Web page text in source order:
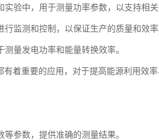
验中，用于测量功率参数，以支持相关
监测和控制，以保证生产的质量和效率
量发电功率和能量转换效率。
着重要的应用，对于提高能源利用效
参数，提供准确的测量结果。